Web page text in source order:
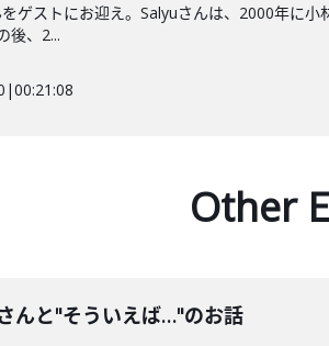
ゲストにお迎え。Salyuさんは、2000年に
後、2...
|00:21:08
Other
んと"そういえば…"のお話